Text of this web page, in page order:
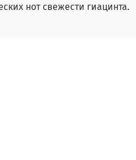
нот свежести гиацинта.